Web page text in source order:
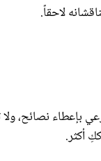
لاحقاً.
بإعطاء نصائح،
أكثر.